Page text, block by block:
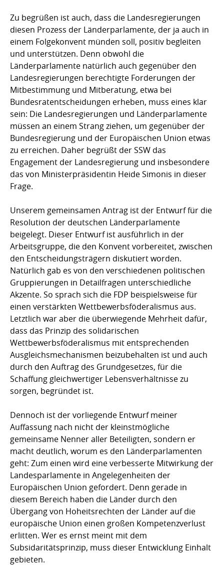
Zu begrüßen ist auch, dass die Landesregierungen
diesen Prozess der Länderparlamente, der ja auch in
einem Folgekonvent münden soll, positiv begleiten
und unterstützen. Denn obwohl die
Länderparlamente natürlich auch gegenüber den
Landesregierungen berechtigte Forderungen der
Mitbestimmung und Mitberatung, etwa bei
Bundesratentscheidungen erheben, muss eines klar
sein: Die Landesregierungen und Länderparlamente
müssen an einem Strang ziehen, um gegenüber der
Bundesregierung und der Europäischen Union etwas
zu erreichen. Daher begrüßt der SSW das
Engagement der Landesregierung und insbesondere
das von Ministerpräsidentin Heide Simonis in dieser
Frage.
Unserem gemeinsamen Antrag ist der Entwurf für die
Resolution der deutschen Länderparlamente
beigelegt. Dieser Entwurf ist ausführlich in der
Arbeitsgruppe, die den Konvent vorbereitet, zwischen
den Entscheidungsträgern diskutiert worden.
Natürlich gab es von den verschiedenen politischen
Gruppierungen in Detailfragen unterschiedliche
Akzente. So sprach sich die FDP beispielsweise für
einen verstärkten Wettbewerbsföderalismus aus.
Letztlich war aber die überwiegende Mehrheit dafür,
dass das Prinzip des solidarischen
Wettbewerbsföderalismus mit entsprechenden
Ausgleichsmechanismen beizubehalten ist und auch
durch den Auftrag des Grundgesetzes, für die
Schaffung gleichwertiger Lebensverhältnisse zu
sorgen, begründet ist.
Dennoch ist der vorliegende Entwurf meiner
Auffassung nach nicht der kleinstmögliche
gemeinsame Nenner aller Beteiligten, sondern er
macht deutlich, worum es den Länderparlamenten
geht: Zum einen wird eine verbesserte Mitwirkung der
Landesparlamente in Angelegenheiten der
Europäischen Union gefordert. Denn gerade in
diesem Bereich haben die Länder durch den
Übergang von Hoheitsrechten der Länder auf die
europäische Union einen großen Kompetenzverlust
erlitten. Wer es ernst meint mit dem
Subsidaritätsprinzip, muss dieser Entwicklung Einhalt
gebieten.